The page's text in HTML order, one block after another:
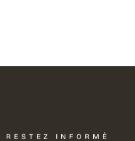
RESTEZ INFORMÉ